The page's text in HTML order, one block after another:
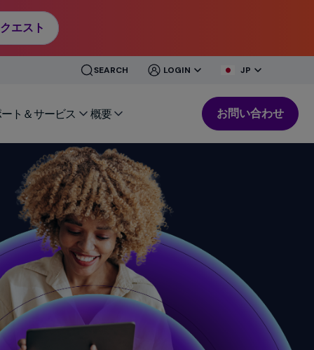
エスト
SEARCH
CLOSE
LOGIN
CLOSE
JP
ト＆サービス 概要 お問い合わせ